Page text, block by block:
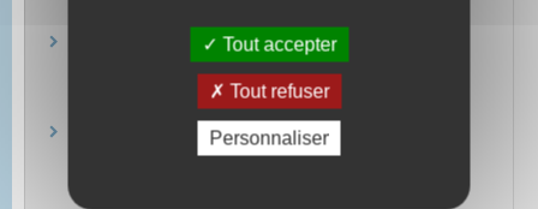
Comment avoir accès à internet dans son
nouveau logement ?
Autorité de régulation des communications électroniques
et des Postes (Arcep)
Les obligations de l'opérateur ou fournisseur
Tout accepter
Tout refuser
Personnaliser